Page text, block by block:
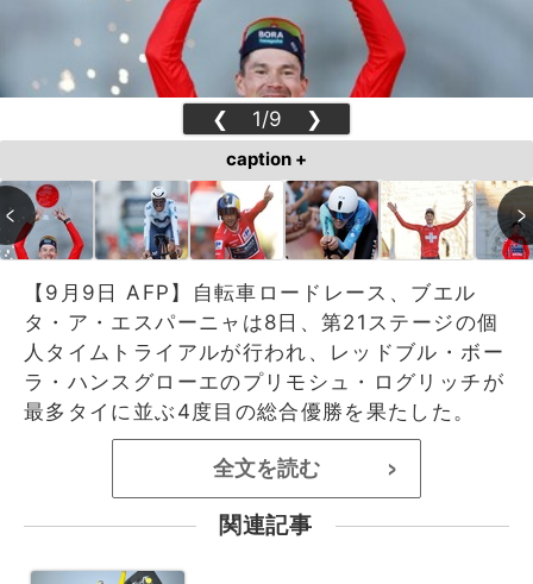
❮ 1/9 ❯
caption +
【9月9日 AFP】自転車ロードレース、ブエル
タ・ア・エスパーニャは8日、第21ステージの個
人タイムトライアルが行われ、レッドブル・ボー
ラ・ハンスグローエのプリモシュ・ログリッチが
最多タイに並ぶ4度目の総合優勝を果たした。
全文を読む >
関連記事